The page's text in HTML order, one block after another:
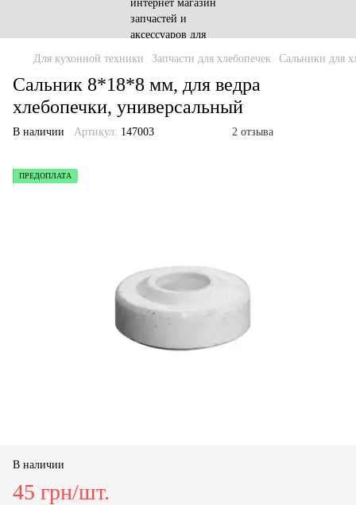
Для кухонной техники Запчасти для хлебопечек Сальники для
Сальник 8*18*8 мм, для ведра
хлебопечки, универсальный
В наличии Артикул: 147003 2 отзыва
ПРЕДОПЛАТА
В наличии
45 грн/шт.